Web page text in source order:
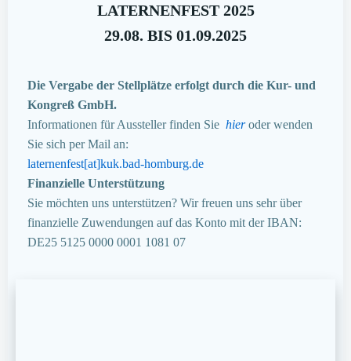
LATERNENFEST 2025
29.08. BIS 01.09.2025
Die Vergabe der Stellplätze erfolgt durch die Kur- und
Kongreß GmbH.
Informationen für Aussteller finden Sie hieroder wenden
Sie sich per Mail an:
laternenfest[at]kuk.bad-homburg.de
Finanzielle Unterstützung
Sie möchten uns unterstützen? Wir freuen uns sehr über
finanzielle Zuwendungen auf das Konto mit der IBAN:
DE25 5125 0000 0001 1081 07